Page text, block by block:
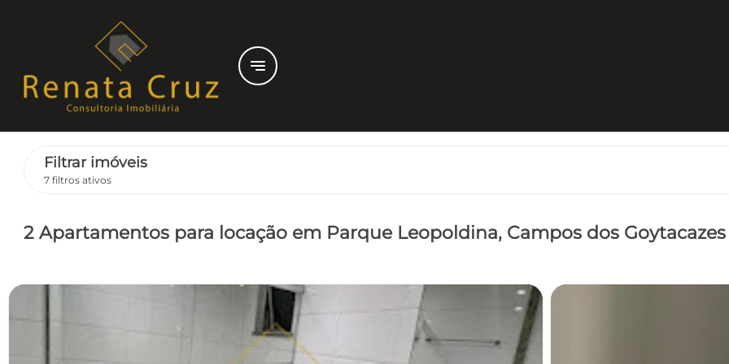
notes
Filtrar imóveis
7 filtros ativos
2 Apartamentos para locação em Parque Leopoldina, Campos dos Goytacazes